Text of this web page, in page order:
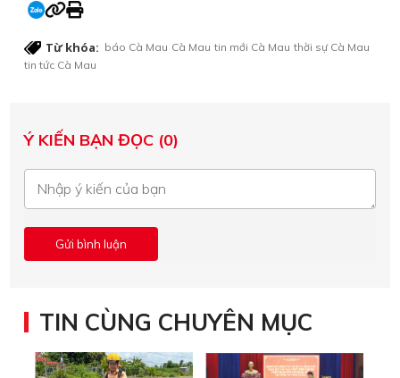
Từ khóa: báo Cà Mau Cà Mau tin mới Cà Mau thời sự Cà Mau
tin tức Cà Mau
Ý KIẾN BẠN ĐỌC (0)
TIN CÙNG CHUYÊN MỤC